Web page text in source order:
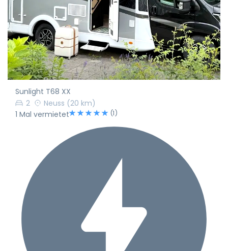
Sunlight T68 XX
2
Neuss (20 km)
1 Mal vermietet
(1)